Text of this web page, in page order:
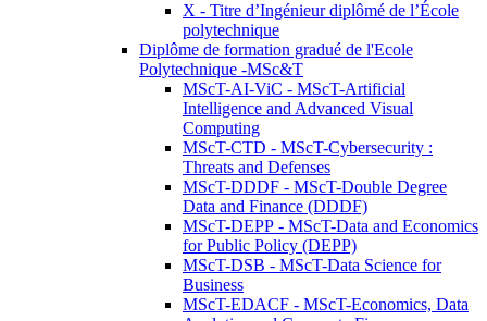
X - Titre d’Ingénieur diplômé de l’École
polytechnique
Diplôme de formation gradué de l'Ecole
Polytechnique -MSc&T
MScT-AI-ViC - MScT-Artificial
Intelligence and Advanced Visual
Computing
MScT-CTD - MScT-Cybersecurity :
Threats and Defenses
MScT-DDDF - MScT-Double Degree
Data and Finance (DDDF)
MScT-DEPP - MScT-Data and Economics
for Public Policy (DEPP)
MScT-DSB - MScT-Data Science for
Business
MScT-EDACF - MScT-Economics, Data